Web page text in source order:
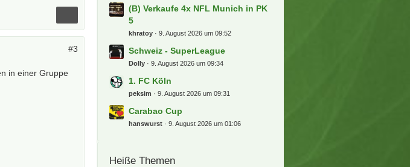
#3
in einer Gruppe
(B) Verkaufe 4x NFL Munich in PK
5
khratoy 9. August 2026 um 09:52
Schweiz - SuperLeague
Dolly 9. August 2026 um 09:34
1. FC Köln
peksim 9. August 2026 um 09:31
Carabao Cup
hanswurst 9. August 2026 um 01:06
Heiße Themen